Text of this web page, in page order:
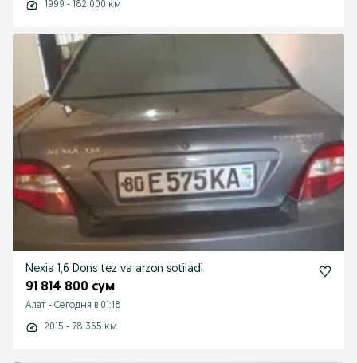
1999 - 182 000 км
Nexia 1,6 Dons tez va arzon sotiladi
91 814 800 сум
Алат - Сегодня в 01:18
2015 - 78 365 км